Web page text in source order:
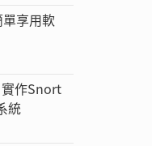
享用軟
作Snort
統